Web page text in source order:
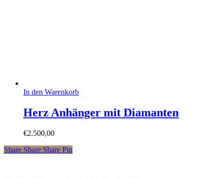
In den Warenkorb
Herz Anhänger mit Diamanten
€2.500,00
Share Share Share Pin